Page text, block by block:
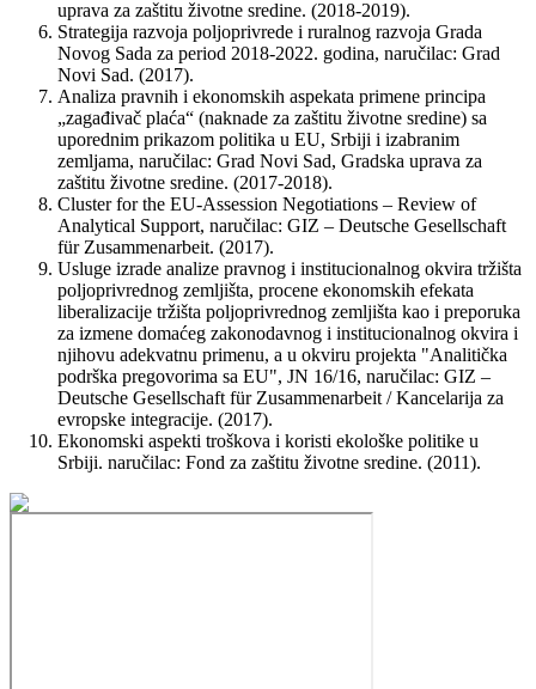
uprava za zaštitu životne sredine. (2018-2019).
Strategija razvoja poljoprivrede i ruralnog razvoja Grada
Novog Sada za period 2018-2022. godina, naručilac: Grad
Novi Sad. (2017).
Analiza pravnih i ekonomskih aspekata primene principa
„zagađivač plaća“ (naknade za zaštitu životne sredine) sa
uporednim prikazom politika u EU, Srbiji i izabranim
zemljama, naručilac: Grad Novi Sad, Gradska uprava za
zaštitu životne sredine. (2017-2018).
Cluster for the EU-Assession Negotiations – Review of
Analytical Support, naručilac: GIZ – Deutsche Gesellschaft
für Zusammenarbeit. (2017).
Usluge izrade analize pravnog i institucionalnog okvira tržišta
poljoprivrednog zemljišta, procene ekonomskih efekata
liberalizacije tržišta poljoprivrednog zemljišta kao i preporuka
za izmene domaćeg zakonodavnog i institucionalnog okvira i
njihovu adekvatnu primenu, a u okviru projekta "Analitička
podrška pregovorima sa EU", JN 16/16, naručilac: GIZ –
Deutsche Gesellschaft für Zusammenarbeit / Kancelarija za
evropske integracije. (2017).
Ekonomski aspekti troškova i koristi ekološke politike u
Srbiji. naručilac: Fond za zaštitu životne sredine. (2011).